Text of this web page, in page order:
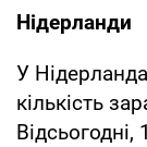
Нідерланди
У
кількість